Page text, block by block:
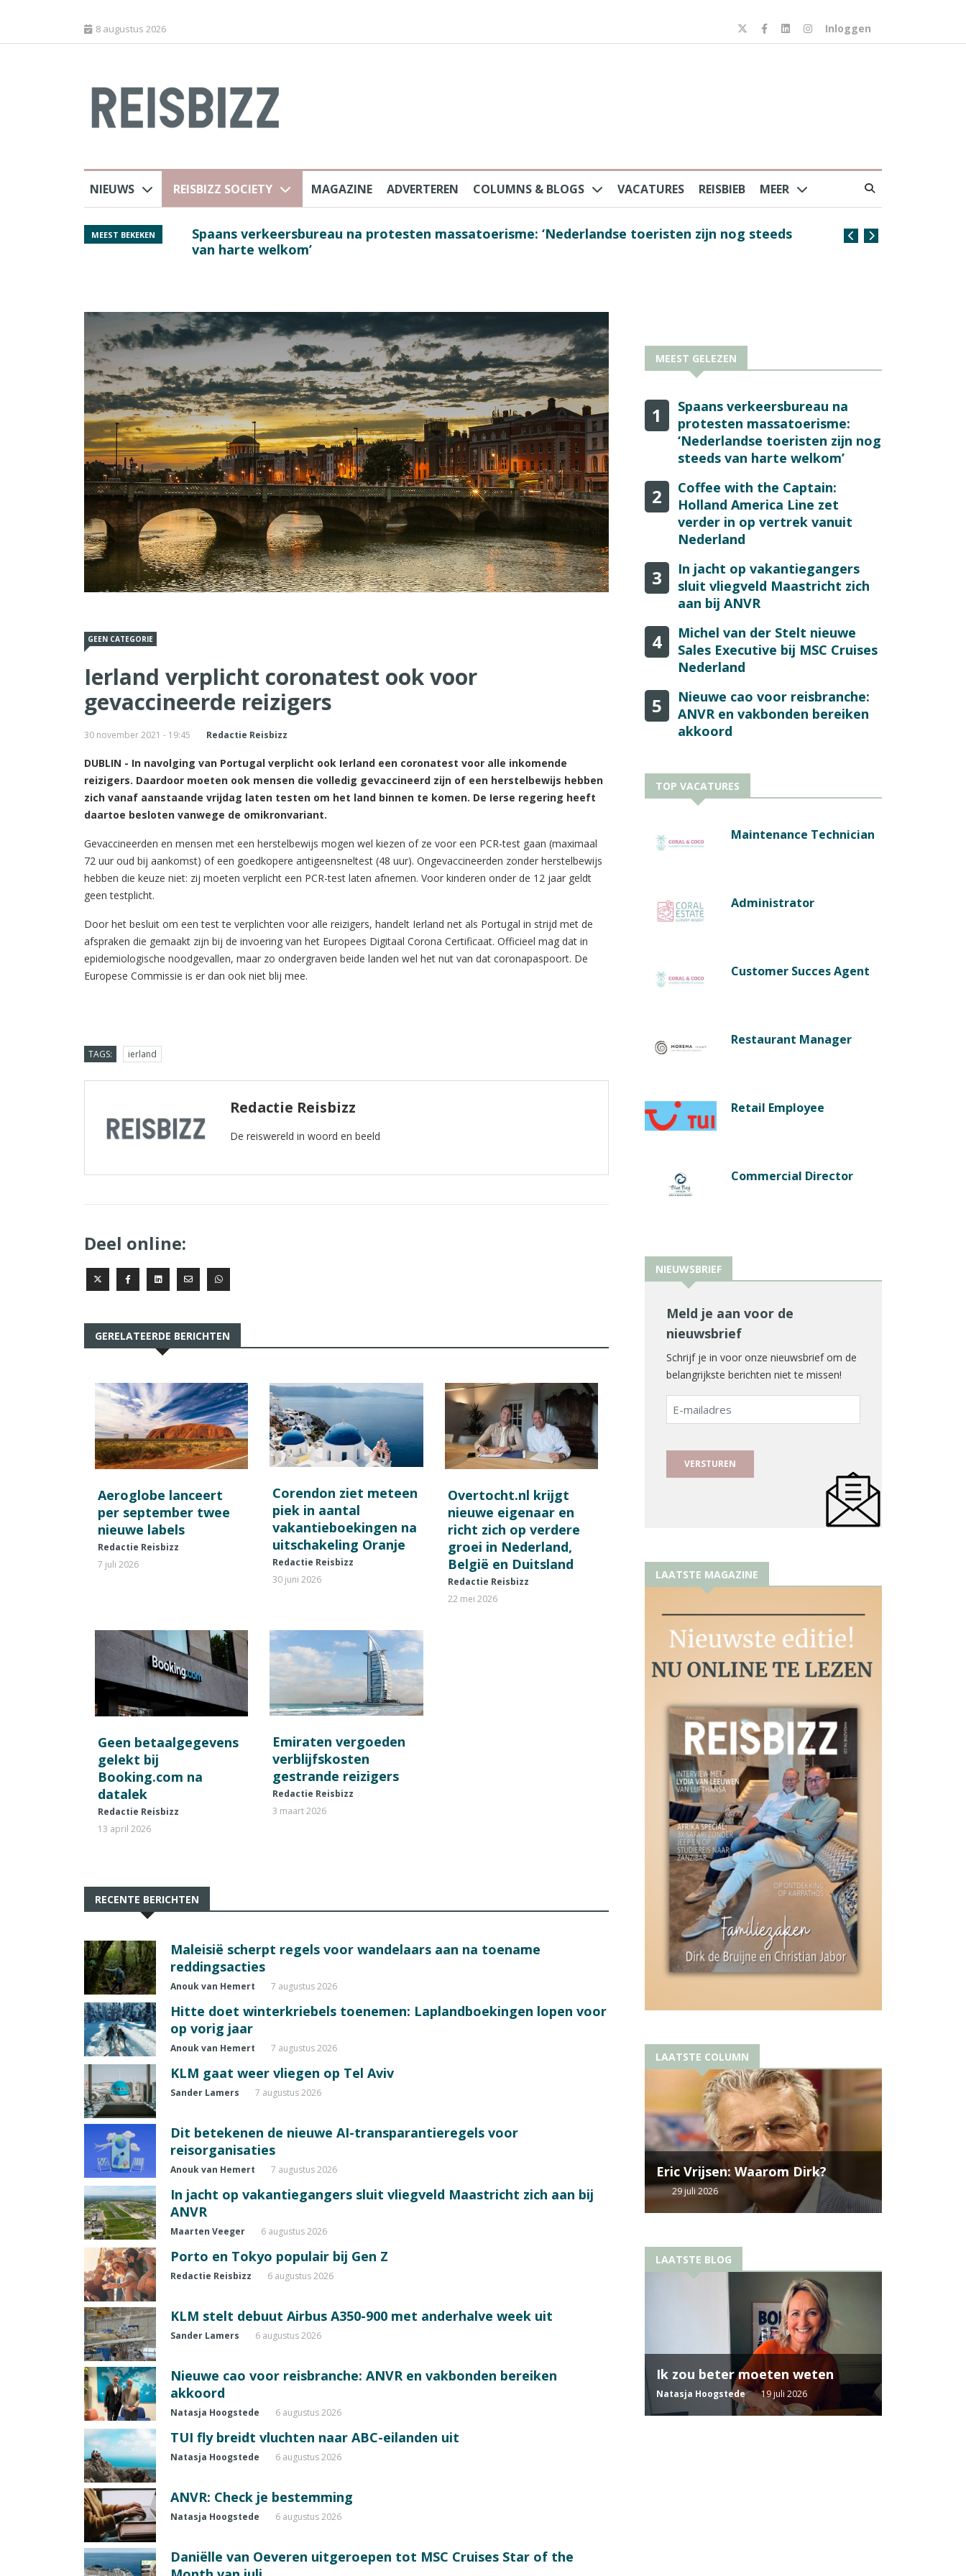
8 augustus 2026 Inloggen
NIEUWS REISBIZZ SOCIETY MAGAZINE ADVERTEREN COLUMNS & BLOGS VACATURES REISBIEB MEER
MEEST BEKEKEN
Spaans verkeersbureau na protesten massatoerisme: ‘Nederlandse toeristen zijn nog steeds
van harte welkom’
Coffee with the
GEEN CATEGORIE
Ierland verplicht coronatest ook voor
gevaccineerde reizigers
30 november 2021 - 19:45 Redactie Reisbizz
DUBLIN - In navolging van Portugal verplicht ook Ierland een coronatest voor alle inkomende
reizigers. Daardoor moeten ook mensen die volledig gevaccineerd zijn of een herstelbewijs hebben
zich vanaf aanstaande vrijdag laten testen om het land binnen te komen. De Ierse regering heeft
daartoe besloten vanwege de omikronvariant.
Gevaccineerden en mensen met een herstelbewijs mogen wel kiezen of ze voor een PCR-test gaan (maximaal
72 uur oud bij aankomst) of een goedkopere antigeensneltest (48 uur). Ongevaccineerden zonder herstelbewijs
hebben die keuze niet: zij moeten verplicht een PCR-test laten afnemen. Voor kinderen onder de 12 jaar geldt
geen testplicht.
Door het besluit om een test te verplichten voor alle reizigers, handelt Ierland net als Portugal in strijd met de
afspraken die gemaakt zijn bij de invoering van het Europees Digitaal Corona Certificaat. Officieel mag dat in
epidemiologische noodgevallen, maar zo ondergraven beide landen wel het nut van dat coronapaspoort. De
Europese Commissie is er dan ook niet blij mee.
TAGS: ierland
Redactie Reisbizz
De reiswereld in woord en beeld
Deel online:
GERELATEERDE BERICHTEN
Aeroglobe lanceert
per september twee
nieuwe labels
Redactie Reisbizz
7 juli 2026
Corendon ziet meteen
piek in aantal
vakantieboekingen na
uitschakeling Oranje
Redactie Reisbizz
30 juni 2026
Overtocht.nl krijgt
nieuwe eigenaar en
richt zich op verdere
groei in Nederland,
België en Duitsland
Redactie Reisbizz
22 mei 2026
Geen betaalgegevens
gelekt bij
Booking.com na
datalek
Redactie Reisbizz
13 april 2026
Emiraten vergoeden
verblijfskosten
gestrande reizigers
Redactie Reisbizz
3 maart 2026
RECENTE BERICHTEN
Maleisië scherpt regels voor wandelaars aan na toename
reddingsacties
Anouk van Hemert 7 augustus 2026
Hitte doet winterkriebels toenemen: Laplandboekingen lopen voor
op vorig jaar
Anouk van Hemert 7 augustus 2026
KLM gaat weer vliegen op Tel Aviv
Sander Lamers 7 augustus 2026
Dit betekenen de nieuwe AI-transparantieregels voor
reisorganisaties
Anouk van Hemert 7 augustus 2026
In jacht op vakantiegangers sluit vliegveld Maastricht zich aan bij
ANVR
Maarten Veeger 6 augustus 2026
Porto en Tokyo populair bij Gen Z
Redactie Reisbizz 6 augustus 2026
KLM stelt debuut Airbus A350-900 met anderhalve week uit
Sander Lamers 6 augustus 2026
Nieuwe cao voor reisbranche: ANVR en vakbonden bereiken
akkoord
Natasja Hoogstede 6 augustus 2026
TUI fly breidt vluchten naar ABC-eilanden uit
Natasja Hoogstede 6 augustus 2026
ANVR: Check je bestemming
Natasja Hoogstede 6 augustus 2026
Daniëlle van Oeveren uitgeroepen tot MSC Cruises Star of the
MEEST GELEZEN
1
Spaans verkeersbureau na
protesten massatoerisme:
‘Nederlandse toeristen zijn nog
steeds van harte welkom’
2
Coffee with the Captain:
Holland America Line zet
verder in op vertrek vanuit
Nederland
3
In jacht op vakantiegangers
sluit vliegveld Maastricht zich
aan bij ANVR
4
Michel van der Stelt nieuwe
Sales Executive bij MSC Cruises
Nederland
5
Nieuwe cao voor reisbranche:
ANVR en vakbonden bereiken
akkoord
TOP VACATURES
Maintenance Technician
Administrator
Customer Succes Agent
Restaurant Manager
Retail Employee
Commercial Director
NIEUWSBRIEF
Meld je aan voor de
nieuwsbrief
Schrijf je in voor onze nieuwsbrief om de
belangrijkste berichten niet te missen!
E-
mailadres
LAATSTE MAGAZINE
LAATSTE COLUMN
Eric Vrijsen: Waarom Dirk?
29 juli 2026
LAATSTE BLOG
Ik zou beter moeten weten
Natasja Hoogstede 19 juli 2026